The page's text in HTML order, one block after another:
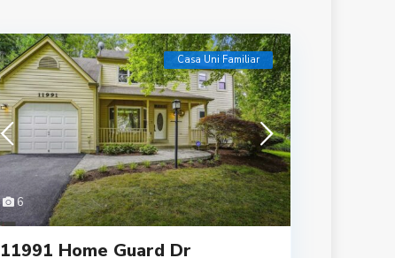
6
Casa Uni Familiar
11991 Home Guard Dr